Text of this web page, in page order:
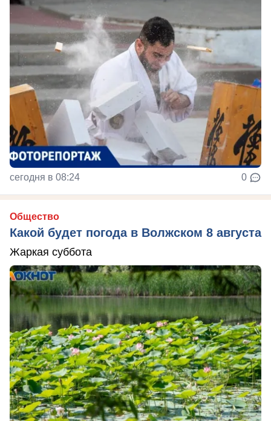
сегодня в 08:24 0
Общество
Какой будет погода в Волжском 8 августа
Жаркая суббота